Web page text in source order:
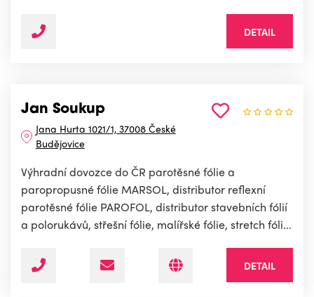
DETAIL
Jan Soukup
Jana Hurta 1021/1, 37008 České
Budějovice
Výhradní dovozce do ČR parotěsné fólie a
paropropusné fólie MARSOL, distributor reflexní
parotěsné fólie PAROFOL, distributor stavebních fólií
a polorukávů, střešní fólie, malířské fólie, stretch fóli...
DETAIL